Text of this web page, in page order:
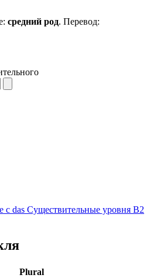
средний род. Перевод:
с das Существительные уровня B2
Plural